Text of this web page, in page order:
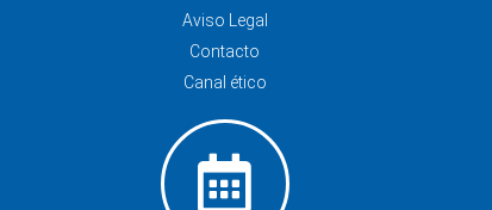
Aviso Legal
Contacto
Canal ético